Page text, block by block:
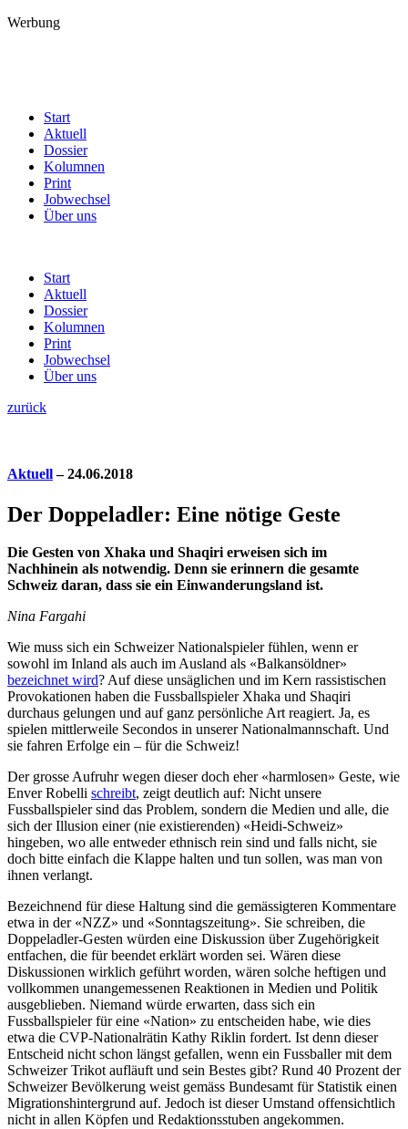
Werbung
Start
Aktuell
Dossier
Kolumnen
Print
Jobwechsel
Über uns
Start
Aktuell
Dossier
Kolumnen
Print
Jobwechsel
Über uns
zurück
Aktuell– 24.06.2018
Der Doppeladler: Eine nötige Geste
Die Gesten von Xhaka und Shaqiri erweisen sich im
Nachhinein als notwendig. Denn sie erinnern die gesamte
Schweiz daran, dass sie ein Einwanderungsland ist.
Nina Fargahi
Wie muss sich ein Schweizer Nationalspieler fühlen, wenn er
sowohl im Inland als auch im Ausland als «Balkansöldner»
bezeichnet wird? Auf diese unsäglichen und im Kern rassistischen
Provokationen haben die Fussballspieler Xhaka und Shaqiri
durchaus gelungen und auf ganz persönliche Art reagiert. Ja, es
spielen mittlerweile Secondos in unserer Nationalmannschaft. Und
sie fahren Erfolge ein – für die Schweiz!
Der grosse Aufruhr wegen dieser doch eher «harmlosen» Geste, wie
Enver Robelli schreibt, zeigt deutlich auf: Nicht unsere
Fussballspieler sind das Problem, sondern die Medien und alle, die
sich der Illusion einer (nie existierenden) «Heidi-Schweiz»
hingeben, wo alle entweder ethnisch rein sind und falls nicht, sie
doch bitte einfach die Klappe halten und tun sollen, was man von
ihnen verlangt.
Bezeichnend für diese Haltung sind die gemässigteren Kommentare
etwa in der «NZZ» und «Sonntagszeitung». Sie schreiben, die
Doppeladler-Gesten würden eine Diskussion über Zugehörigkeit
entfachen, die für beendet erklärt worden sei. Wären diese
Diskussionen wirklich geführt worden, wären solche heftigen und
vollkommen unangemessenen Reaktionen in Medien und Politik
ausgeblieben. Niemand würde erwarten, dass sich ein
Fussballspieler für eine «Nation» zu entscheiden habe, wie dies
etwa die CVP-Nationalrätin Kathy Riklin fordert. Ist denn dieser
Entscheid nicht schon längst gefallen, wenn ein Fussballer mit dem
Schweizer Trikot aufläuft und sein Bestes gibt? Rund 40 Prozent der
Schweizer Bevölkerung weist gemäss Bundesamt für Statistik einen
Migrationshintergrund auf. Jedoch ist dieser Umstand offensichtlich
nicht in allen Köpfen und Redaktionsstuben angekommen.